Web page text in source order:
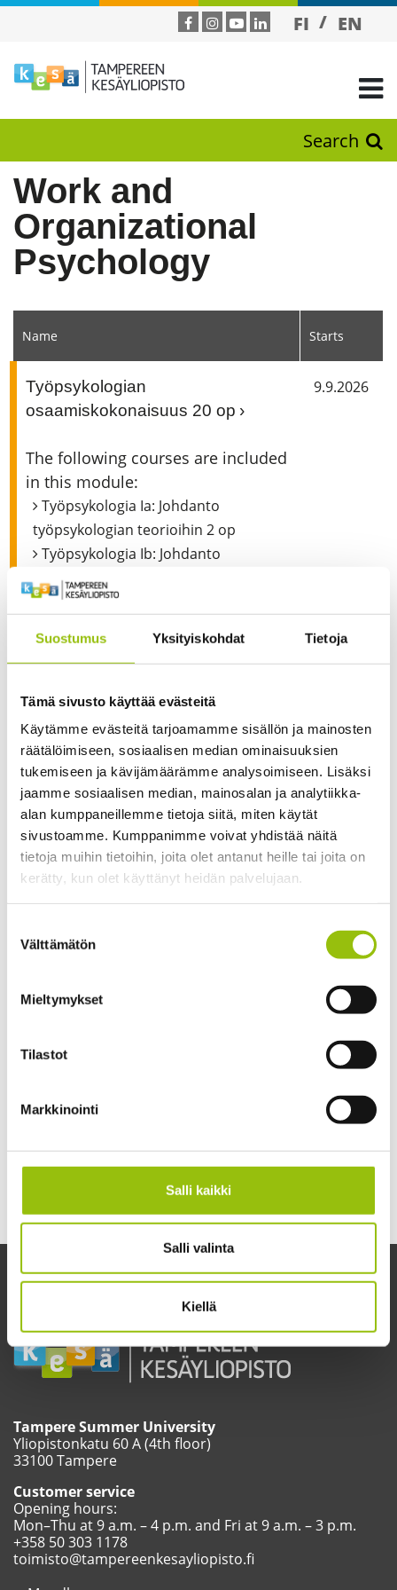
Suostumus Yksityiskohdat Tietoja
Tämä sivusto käyttää evästeitä
Käytämme evästeitä tarjoamamme sisällön ja mainosten
räätälöimiseen, sosiaalisen median ominaisuuksien
tukemiseen ja kävijämäärämme analysoimiseen. Lisäksi
jaamme sosiaalisen median, mainosalan ja analytiikka-
alan kumppaneillemme tietoja siitä, miten käytät
sivustoamme. Kumppanimme voivat yhdistää näitä
tietoja muihin tietoihin, joita olet antanut heille tai joita on
kerätty, kun olet käyttänyt heidän palvelujaan.
Cookiebot >
valinta
Välttämätön
Mieltymykset
Tilastot
Markkinointi
Salli kaikki
Salli valinta
Kiellä
FI EN
Search
Work and
Organizational
Psychology
Name Starts
Työpsykologian
osaamiskokonaisuus 20 op
The following courses are included
in this module:
Työpsykologia Ia: Johdanto
työpsykologian teorioihin 2 op
Työpsykologia Ib: Johdanto
työpsykologian sovelluksiin 3 op
Työpsykologia IIa: Hyvinvointi työssä
Työpsykologia IIb: Stressi ja terveys 2
Työpsykologia IIIa: Työhyvinvoinnin
kehittäminen 3 op
Työpsykologia IIIb: Mielenterveyden
tukeminen työpaikoilla 2 op
Työpsykologia IVa: Digitaalinen
työympäristö 2 op
Työpsykologia IVb: Joustavat työn
tekemisen tavat 2 op
9.9.2026
Abi- ja lukiolaiskurssit
Ikääntyvien yliopisto
Muu koulutus
Open university studies
Tampere Summer University
Yliopistonkatu 60 A (4th floor)
33100 Tampere
Customer service
Opening hours:
Mon–Thu at 9 a.m. – 4 p.m. and Fri at 9 a.m. – 3 p.m.
+358 50 303 1178
toimisto@tampereenkesayliopisto.fi